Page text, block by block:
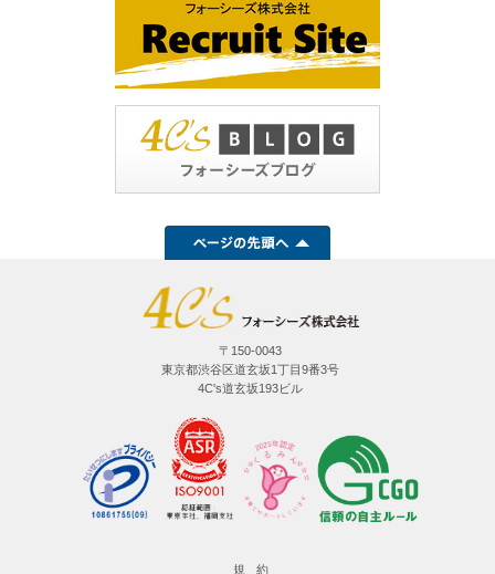
〒150-0043
東京都渋谷区道玄坂1丁目9番3号
4C's道玄坂193ビル
規 約